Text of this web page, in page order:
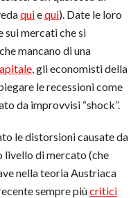
quiequi). Date le loro
mercati che si
mancano di una
, gli economisti della
le recessioni come
da improvvisi “shock”.
le distorsioni causate da
livello di mercato (che
nella teoria Austriaca
sempre piùcritici